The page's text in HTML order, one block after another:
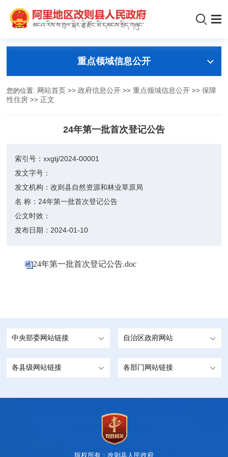
重点领域信息公开
您的位置: 网站首页 >>政府信息公开 >>重点领域信息公开 >>保障
性住房 >> 正文
24年第一批首次登记公告
索引号：xxgtj/2024-00001
发文字号：
发文机构：改则县自然资源和林业草原局
名 称： 24年第一批首次登记公告
公文时效：
发布日期： 2024-01-10
24年第一批首次登记公告.doc
中央部委网站链接 自治区政府网站
各县级网站链接 各部门网站链接
版权所有：改则县人民政府